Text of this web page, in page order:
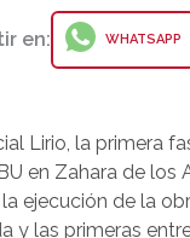
en: WHATSAPP
Lirio, la primera
en Zahara de los
ejecución de la
y las primeras